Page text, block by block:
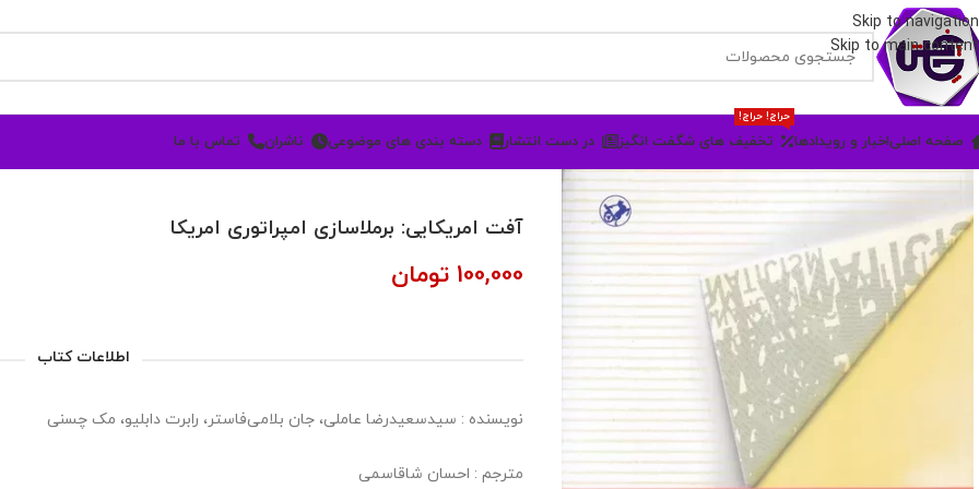
Skip to navigation
Skip to main content
صفحه اصلیاخبار و رویدادها تخفیف های شگفت انگیز
حراج! حراج!
در دست انتشار دسته بندی های موضوعی ناشران تماس با ما
آفت امریکایی: برملاسازی امپراتوری امریکا
100,000 تومان
اطلاعات کتاب
نویسنده : سیدسعیدرضا عاملی، جان بلامی‌فاستر، رابرت دابلیو، مک چسنی
مترجم : احسان شاقاسمی